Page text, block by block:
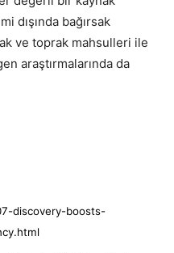
dışında bağırsak
ve toprak mahsulleri ile
araştırmalarında da
discovery-boosts-